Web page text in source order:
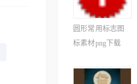
圆形常用标志图
标素材png下载